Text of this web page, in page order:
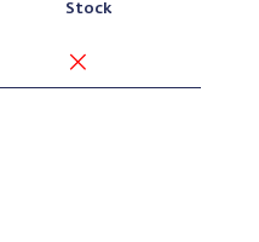
Stock